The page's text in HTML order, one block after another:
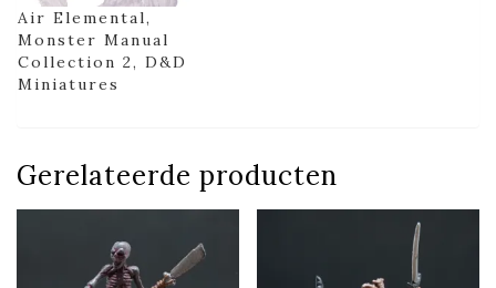
Air Elemental,
Monster Manual
Collection 2, D&D
Miniatures
Gerelateerde producten